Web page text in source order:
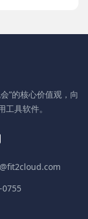
”的核心价值观，向
具软件。